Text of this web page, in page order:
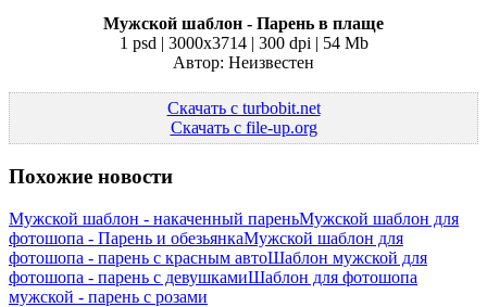
Мужской шаблон - Парень в плаще
1 psd | 3000x3714 | 300 dpi | 54 Mb
Автор: Неизвестен
Скачать с turbobit.net
Скачать с file-up.org
Похожие новости
Мужской шаблон - накаченный пареньМужской шаблон для
фотошопа - Парень и обезьянкаМужской шаблон для
фотошопа - парень с красным автоШаблон мужской для
фотошопа - парень с девушкамиШаблон для фотошопа
мужской - парень с розами